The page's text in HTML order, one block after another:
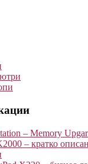
– Memory
– кратко